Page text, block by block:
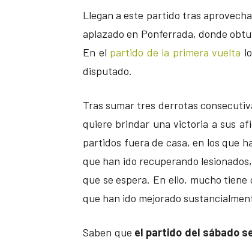
Llegan a este partido tras
aplazado en Ponferrada, donde
En el partido de la primera vuelta
disputado.
Tras sumar tres derrotas
quiere brindar una victoria a sus
partidos fuera de casa, en los que
que han ido recuperando
que se espera. En ello, mucho
que han ido mejorado
Saben que el partido del sábado